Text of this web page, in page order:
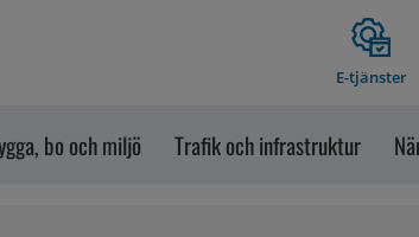
E-tjänster
bo och miljö Trafik och infrastruktur